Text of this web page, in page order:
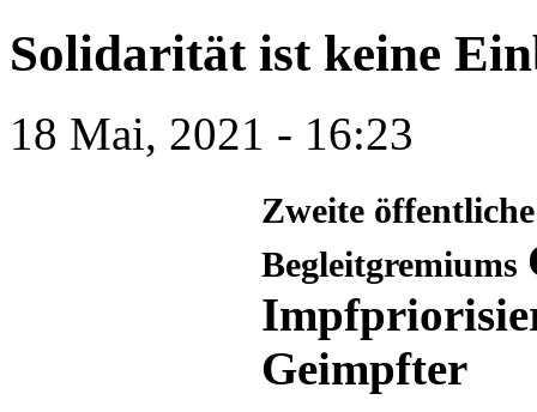
Solidarität ist keine
18 Mai, 2021 - 16:23
Zweite
Begleitgremiums
Geimpfter